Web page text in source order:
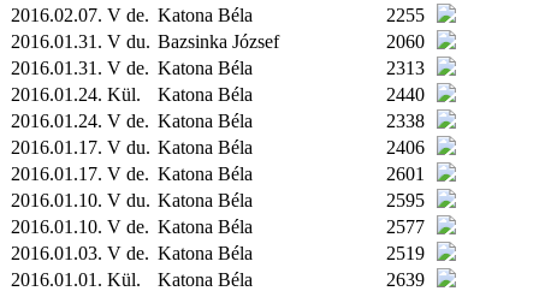
2016.02.07. V de. Katona Béla
2255
2016.01.31. V du. Bazsinka József
2060
2016.01.31. V de. Katona Béla
2313
2016.01.24. Kül. Katona Béla
2440
2016.01.24. V de. Katona Béla
2338
2016.01.17. V du. Katona Béla
2406
2016.01.17. V de. Katona Béla
2601
2016.01.10. V du. Katona Béla
2595
2016.01.10. V de. Katona Béla
2577
2016.01.03. V de. Katona Béla
2519
2016.01.01. Kül. Katona Béla
2639